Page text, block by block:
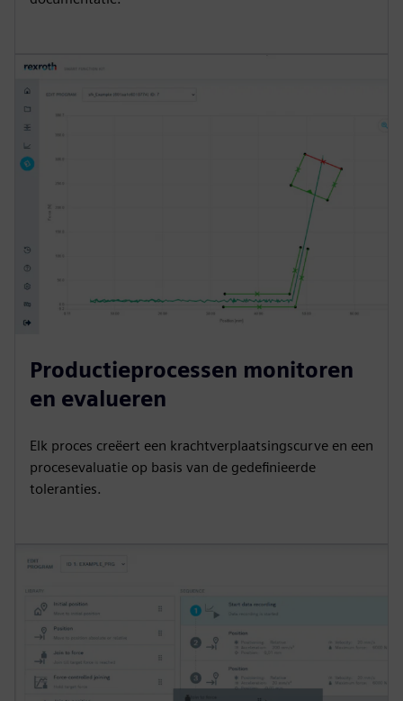
Productieprocessen monitoren
en evalueren
Elk proces creëert een krachtverplaatsingscurve en een
procesevaluatie op basis van de gedefinieerde
toleranties.